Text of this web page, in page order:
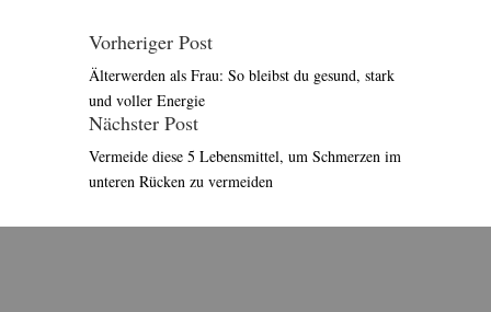
Vorheriger Post
Älterwerden als Frau: So bleibst du gesund, stark
und voller Energie
Nächster Post
Vermeide diese 5 Lebensmittel, um Schmerzen im
unteren Rücken zu vermeiden